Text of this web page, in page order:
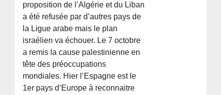
proposition de l’Algérie et du Liban
a été refusée par d’autres pays de
la Ligue arabe mais le plan
israélien va échouer. Le 7 octobre
a remis la cause palestinienne en
tête des préoccupations
mondiales. Hier l’Espagne est le
1er pays d’Europe à reconnaitre